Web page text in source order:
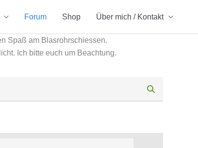
Forum Shop Über mich / Kontakt
Spaß am Blasrohrschiessen.
Ich bitte euch um Beachtung.